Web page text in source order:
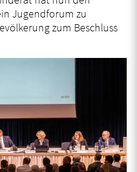
Jugendforum zu
zum Beschluss